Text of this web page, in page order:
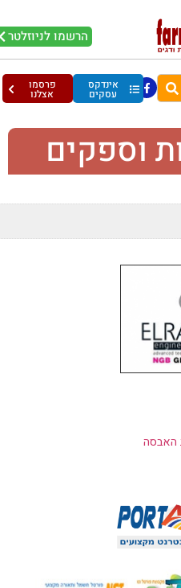
הרשמו לניוזלטר
אינדקס
עסקים
פרסמו
אצלנו
וספקים